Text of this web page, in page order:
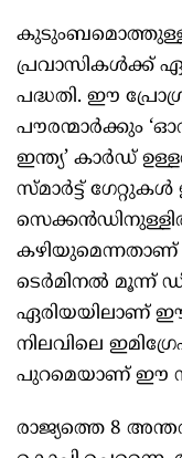
കുടുംബമൊത്തുള്ള
പ്രവാസികൾക്ക്
പദ്ധതി. ഈ
പൗരന്മാർക്കും
ഇന്ത്യ’ കാർഡ്
സ്മാർട്ട് ഗേറ്റുകൾ
കഴിയുമെന്നതാണ്
ടെർമിനൽ മൂന്ന്
ഏരിയയിലാണ് ഈ
നിലവിലെ
പുറമെയാണ് ഈ
രാജ്യത്തെ 8